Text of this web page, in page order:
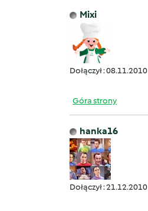
Mixi
Dołączył : 08.11.2010
Góra strony
hanka16
Dołączył : 21.12.2010